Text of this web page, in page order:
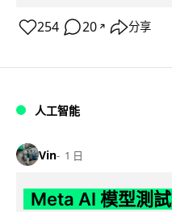
254 20 ↗ 分享
人工智能
Vin 1 日
Meta AI 模型測